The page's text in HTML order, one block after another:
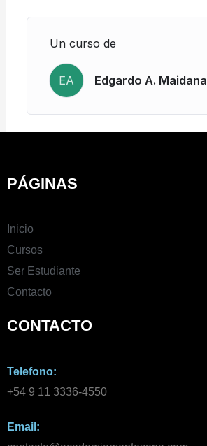
Un curso de
EA Edgardo A. Maidana
PÁGINAS
Inicio
Cursos
Ser Estudiante
Contacto
CONTACTO
Telefono:
+54 9 11 3336-4550​
Email: